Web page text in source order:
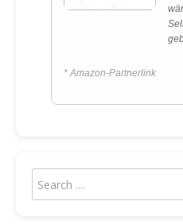
* Amazon-Partnerlink